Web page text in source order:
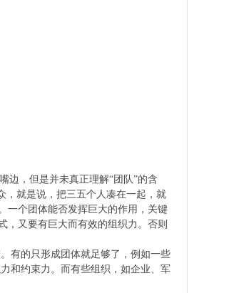
边，但是并未真正理解“团队”的含
，就是说，把三五个人凑在一起，就
一个团体能否发挥巨大的作用，关键
，又要有巨大而有效的组织力。否则
有的只形成团体就足够了，例如一些
和约束力。而有些组织，如企业、军